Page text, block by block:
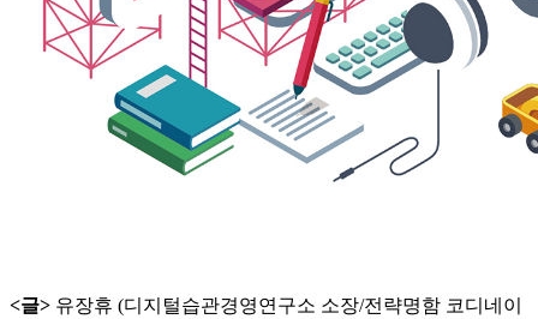
<글> 유장휴 (디지털습관경영연구소 소장/전략명함 코디네이